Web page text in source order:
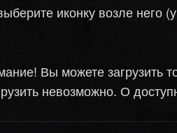
иконку возле него
Вы можете загрузить
невозможно. О